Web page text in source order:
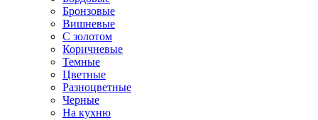
Бронзовые
Вишневые
С золотом
Коричневые
Темные
Цветные
Разноцветные
Черные
На кухню